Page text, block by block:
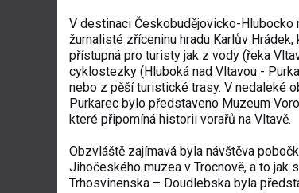
V destinaci Českobudějovicko-Hlubocko
žurnalisté zříceninu hradu Karlův Hrádek,
přístupná pro turisty jak z vody (řeka
cyklostezky (Hluboká nad Vltavou -
nebo z pěší turistické trasy. V nedaleké
Purkarec bylo představeno Muzeum
které připomíná historii vorařů na Vltavě.
Obzvláště zajímavá byla návštěva
Jihočeského muzea v Trocnově, a to
Trhosvinenska – Doudlebska byla